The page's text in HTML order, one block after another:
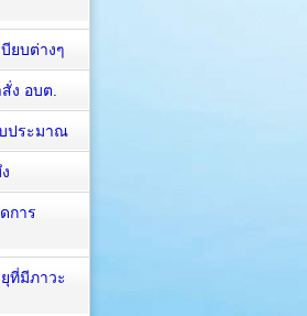
ยบต่างๆ
ง อบต.
ประมาณ
การ
ที่มีภาวะ